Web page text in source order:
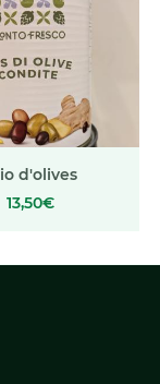
Rejoignez-
d'olives
13,50€